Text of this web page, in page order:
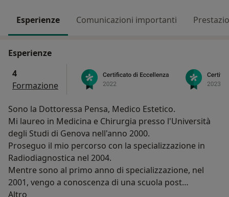
Esperienze Comunicazioni importanti
Esperienze
4
Formazione
Sono la Dottoressa Pensa, Medico Estetico.
Mi laureo in Medicina e Chirurgia presso l'Università
degli Studi di Genova nell'anno 2000.
Proseguo il mio percorso con la specializzazione in
Radiodiagnostica nel 2004.
Mentre sono al primo anno di specializzazione, nel
2001, vengo a conoscenza di una scuola post
universitaria di Medicina Estetica a Milano, "Agorà".
Altro